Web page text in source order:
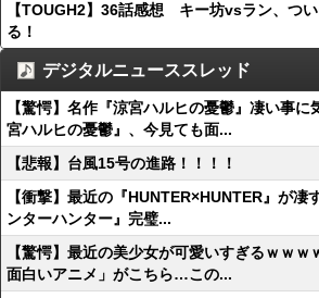
【TOUGH2】36話感想 キー坊vsラン、つ
る！
デジタルニューススレッド
【驚愕】名作『涼宮ハルヒの憂鬱』凄い事
宮ハルヒの憂鬱』、今見ても面...
【悲報】台風15号の進路！！！！
【衝撃】最近の『HUNTER×HUNTER』が凄
ンターハンター』完璧...
【驚愕】最近の美少女が可愛いすぎるｗｗ
面白いアニメ」がこちら…この...